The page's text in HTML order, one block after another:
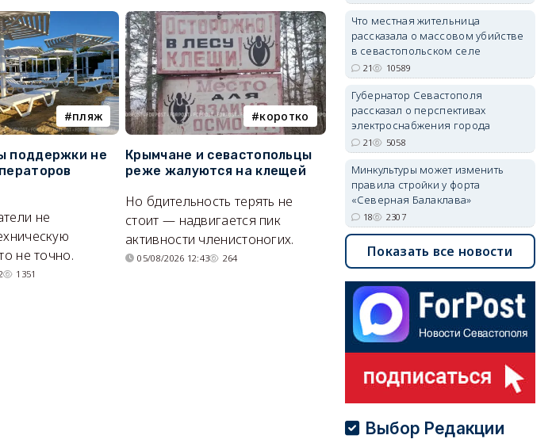
пляж
поддержки не
не
не точно.
1351
коротко
Крымчане и севастопольцы
реже жалуются на клещей
Но бдительность терять не
стоит — надвигается пик
активности членистоногих.
05/08/2026 12:43 264
Балаклава
В Севастополе утвердили
проект застройки центра
Балаклавы
Там появится туристический
квартал с отелями и
парковками.
Что местная жительница
рассказала о массовом убийстве
в севастопольском селе
21 10589
Губернатор Севастополя
рассказал о перспективах
электроснабжения города
21 5058
Минкультуры может изменить
правила стройки у форта
«Северная Балаклава»
18 2307
Показать все новости
Выбор Редакции